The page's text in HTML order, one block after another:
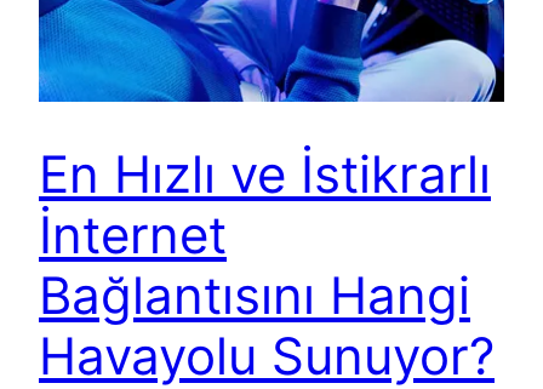
En Hızlı ve İstikrarlı
İnternet
Bağlantısını Hangi
Havayolu Sunuyor?